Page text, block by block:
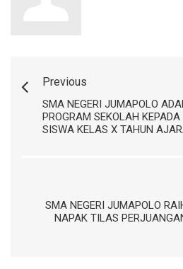
Previous
SMA NEGERI JUMAPOLO
PROGRAM SEKOLAH
SISWA KELAS X TAHUN
SMA NEGERI JUMAPOLO
NAPAK TILAS